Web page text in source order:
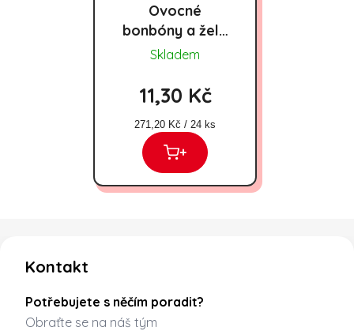
Ovocné
bonbóny a želé
Auschar 26g
Skladem
11,30 Kč
Měrná cena:
271,20 Kč / 24 ks
+
Kontakt
Potřebujete s něčím poradit?
Obraťte se na náš tým